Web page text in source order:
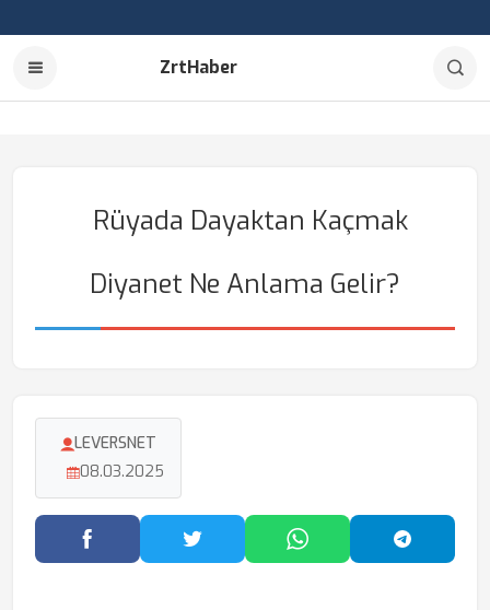
ZrtHaber
Rüyada Dayaktan Kaçmak
Diyanet Ne Anlama Gelir?
LEVERSNET
08.03.2025
Facebook'ta PaylaşTwitter'da PaylaşWhatsApp'ta Paylaş